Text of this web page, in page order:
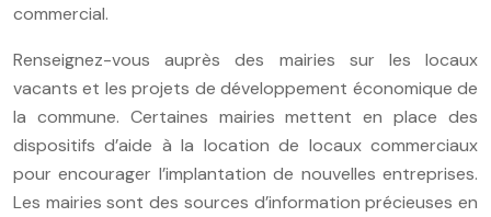
commercial.
Renseignez-vous auprès des mairies sur les locaux
vacants et les projets de développement économique de
la commune. Certaines mairies mettent en place des
dispositifs d’aide à la location de locaux commerciaux
pour encourager l’implantation de nouvelles entreprises.
Les mairies sont des sources d’information précieuses en